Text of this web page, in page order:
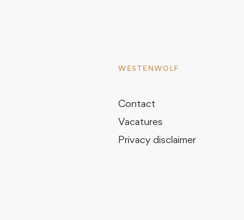
WESTENWOLF
Contact
Vacatures
Privacy disclaimer